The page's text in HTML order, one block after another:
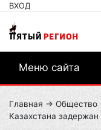
ВХОД
Меню сайта
Главная → Общество
Казахстана задержан